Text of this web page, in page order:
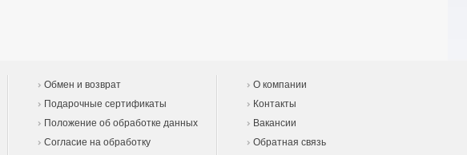
Обмен и возврат
Подарочные сертификаты
Положение об обработке данных
Согласие на обработку
О компании
Контакты
Вакансии
Обратная связь